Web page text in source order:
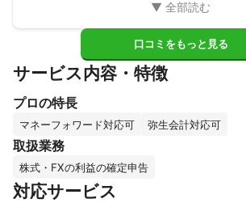
今後ともどうぞ宜しくお願い申し上げます。
口コミをもっと見る
サービス内容・特徴
プロの特長
マネーフォワード対応可 弥生会計対応可
取扱業務
株式・FXの利益の確定申告
対応サービス